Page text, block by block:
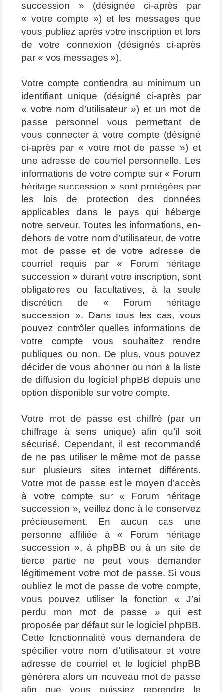
succession » (désignée ci-après par
« votre compte ») et les messages que
vous publiez après votre inscription et lors
de votre connexion (désignés ci-après
par « vos messages »).
Votre compte contiendra au minimum un
identifiant unique (désigné ci-après par
« votre nom d’utilisateur ») et un mot de
passe personnel vous permettant de
vous connecter à votre compte (désigné
ci-après par « votre mot de passe ») et
une adresse de courriel personnelle. Les
informations de votre compte sur « Forum
héritage succession » sont protégées par
les lois de protection des données
applicables dans le pays qui héberge
notre serveur. Toutes les informations, en-
dehors de votre nom d’utilisateur, de votre
mot de passe et de votre adresse de
courriel requis par « Forum héritage
succession » durant votre inscription, sont
obligatoires ou facultatives, à la seule
discrétion de « Forum héritage
succession ». Dans tous les cas, vous
pouvez contrôler quelles informations de
votre compte vous souhaitez rendre
publiques ou non. De plus, vous pouvez
décider de vous abonner ou non à la liste
de diffusion du logiciel phpBB depuis une
option disponible sur votre compte.
Votre mot de passe est chiffré (par un
chiffrage à sens unique) afin qu’il soit
sécurisé. Cependant, il est recommandé
de ne pas utiliser le même mot de passe
sur plusieurs sites internet différents.
Votre mot de passe est le moyen d’accès
à votre compte sur « Forum héritage
succession », veillez donc à le conservez
précieusement. En aucun cas une
personne affiliée à « Forum héritage
succession », à phpBB ou à un site de
tierce partie ne peut vous demander
légitimement votre mot de passe. Si vous
oubliez le mot de passe de votre compte,
vous pouvez utiliser la fonction « J’ai
perdu mon mot de passe » qui est
proposée par défaut sur le logiciel phpBB.
Cette fonctionnalité vous demandera de
spécifier votre nom d’utilisateur et votre
adresse de courriel et le logiciel phpBB
générera alors un nouveau mot de passe
afin que vous puissiez reprendre le